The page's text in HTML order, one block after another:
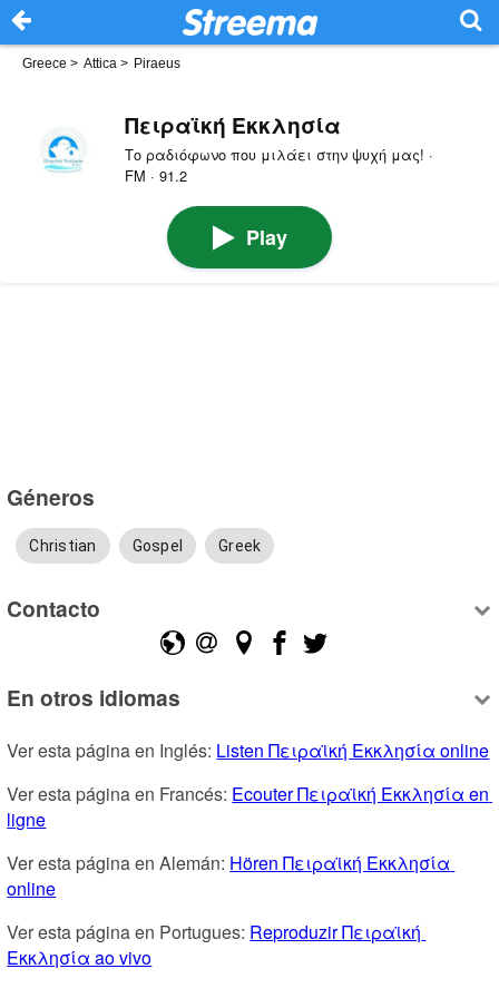
Greece > Attica > Piraeus
Πειραϊκή Εκκλησία
Το ραδιόφωνο που μιλάει στην ψυχή μας! ·
FM · 91.2
Play
Géneros
Christian Gospel Greek
Contacto
En otros idiomas
Ver esta página en Inglés: Listen Πειραϊκή Εκκλησία online
Ver esta página en Francés: Ecouter Πειραϊκή Εκκλησία en
ligne
Ver esta página en Alemán: Hören Πειραϊκή Εκκλησία
online
Ver esta página en Portugues: Reproduzir Πειραϊκή
Εκκλησία ao vivo